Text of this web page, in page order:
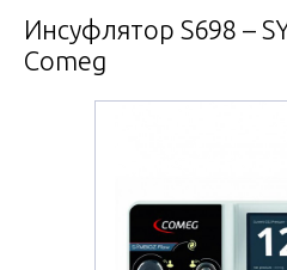
Инсуфлятор S698 –
Comeg